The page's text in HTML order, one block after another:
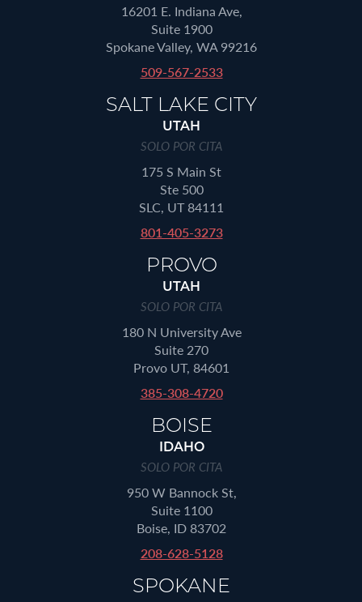
16201 E. Indiana Ave,
Suite 1900
Spokane Valley, WA 99216
509-567-2533
SALT LAKE CITY
UTAH
SOLO POR CITA
175 S Main St
Ste 500
SLC, UT 84111
801-405-3273
PROVO
UTAH
SOLO POR CITA
180 N University Ave
Suite 270
Provo UT, 84601
385-308-4720
BOISE
IDAHO
SOLO POR CITA
950 W Bannock St,
Suite 1100
Boise, ID 83702
208-628-5128
SPOKANE